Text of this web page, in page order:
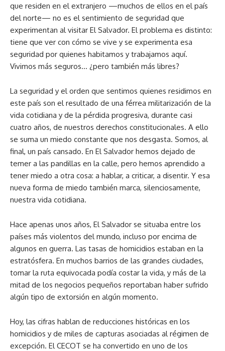
que residen en el extranjero —muchos de ellos en el país
del norte— no es el sentimiento de seguridad que
experimentan al visitar El Salvador. El problema es distinto:
tiene que ver con cómo se vive y se experimenta esa
seguridad por quienes habitamos y trabajamos aquí.
Vivimos más seguros… ¿pero también más libres?
La seguridad y el orden que sentimos quienes residimos en
este país son el resultado de una férrea militarización de la
vida cotidiana y de la pérdida progresiva, durante casi
cuatro años, de nuestros derechos constitucionales. A ello
se suma un miedo constante que nos desgasta. Somos, al
final, un país cansado. En El Salvador hemos dejado de
temer a las pandillas en la calle, pero hemos aprendido a
tener miedo a otra cosa: a hablar, a criticar, a disentir. Y esa
nueva forma de miedo también marca, silenciosamente,
nuestra vida cotidiana.
Hace apenas unos años, El Salvador se situaba entre los
países más violentos del mundo, incluso por encima de
algunos en guerra. Las tasas de homicidios estaban en la
estratósfera. En muchos barrios de las grandes ciudades,
tomar la ruta equivocada podía costar la vida, y más de la
mitad de los negocios pequeños reportaban haber sufrido
algún tipo de extorsión en algún momento.
Hoy, las cifras hablan de reducciones históricas en los
homicidios y de miles de capturas asociadas al régimen de
excepción. El CECOT se ha convertido en uno de los